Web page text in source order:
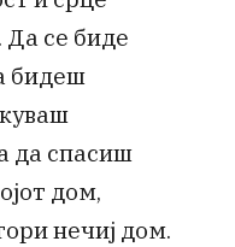
Да се биде
бидеш
да спасиш
дом,
нечиј дом.